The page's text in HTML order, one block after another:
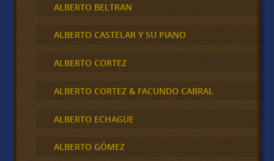
ALBERTO BELTRAN
ALBERTO CASTELAR Y SU PIANO
ALBERTO CORTEZ
ALBERTO CORTEZ & FACUNDO CABRAL
ALBERTO ECHAGÜE
ALBERTO GÓMEZ